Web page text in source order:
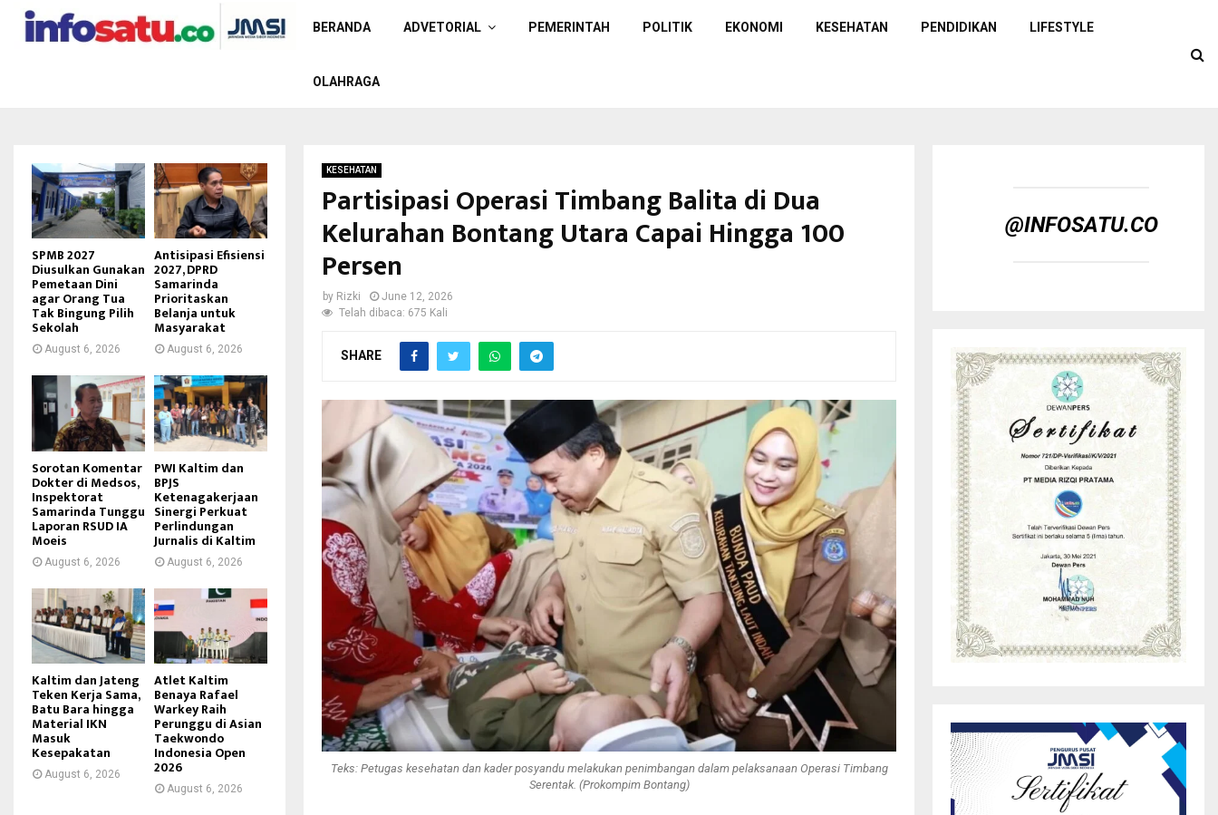
BERANDA ADVETORIAL PEMERINTAH POLITIK EKONOMI KESEHATAN PENDIDIKAN LIFESTYLE
OLAHRAGA
KESEHATAN
Partisipasi Operasi Timbang Balita di Dua
Kelurahan Bontang Utara Capai Hingga 100
Persen
by Rizki
June 12, 2026
Telah dibaca: 675 Kali
SHARE
Teks: Petugas kesehatan dan kader posyandu melakukan penimbangan dalam pelaksanaan Operasi Timbang
Serentak. (Prokompim Bontang)
SPMB 2027
Diusulkan Gunakan
Pemetaan Dini
agar Orang Tua
Tak Bingung Pilih
Sekolah
August 6, 2026
Antisipasi Efisiensi
2027, DPRD
Samarinda
Prioritaskan
Belanja untuk
Masyarakat
August 6, 2026
Sorotan Komentar
Dokter di Medsos,
Inspektorat
Samarinda Tunggu
Laporan RSUD IA
Moeis
August 6, 2026
PWI Kaltim dan
BPJS
Ketenagakerjaan
Sinergi Perkuat
Perlindungan
Jurnalis di Kaltim
August 6, 2026
Kaltim dan Jateng
Teken Kerja Sama,
Batu Bara hingga
Material IKN
Masuk
Kesepakatan
August 6, 2026
Atlet Kaltim
Benaya Rafael
Warkey Raih
Perunggu di Asian
Taekwondo
Indonesia Open
2026
August 6, 2026
@INFOSATU.CO